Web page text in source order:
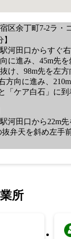
区余丁町7-2ラ・
】
河田口からすぐ
に進み、45m先を
け、98m先を左方
方向に進み、
「ケア白石」に到
河田口から22m先
抜弁天を斜め左手
所